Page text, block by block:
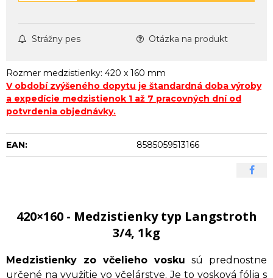
Strážny pes Otázka na produkt
Rozmer medzistienky: 420 x 160 mm
V období zvýšeného dopytu je štandardná doba výroby
a expedície medzistienok 1 až 7 pracovných dní od
potvrdenia objednávky.
EAN: 8585059513166
420×160 - Medzistienky typ Langstroth
3/4, 1kg
Medzistienky zo včelieho vosku sú prednostne
určené na využitie vo včelárstve. Je to vosková fólia s